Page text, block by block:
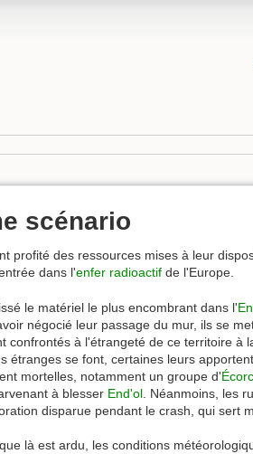
scénario
profité des ressources mises à leur
dans l'enfer radioactif de l'Europe.
le matériel le plus encombrant dans l'
négocié leur passage du mur, ils se
confrontés à l'étrangeté de ce territoire à
étranges se font, certaines leurs
mortelles, notamment un groupe d'
à blesser End'ol . Néanmoins, les
disparue pendant le crash, qui sert
là est ardu, les conditions